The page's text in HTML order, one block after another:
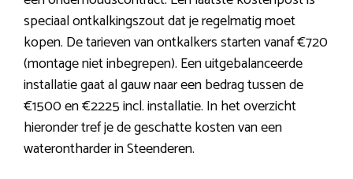
speciaal ontkalkingszout dat je regelmatig moet
kopen. De tarieven van ontkalkers starten vanaf €720
(montage niet inbegrepen). Een uitgebalanceerde
installatie gaat al gauw naar een bedrag tussen de
€1500 en €2225 incl. installatie. In het overzicht
hieronder tref je de geschatte kosten van een
waterontharder in Steenderen.